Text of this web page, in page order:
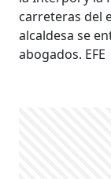
carreteras del
alcaldesa se
abogados. EFE